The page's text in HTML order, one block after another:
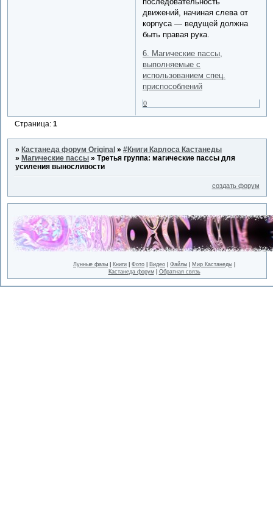
движений, начиная слева от
корпуса — ведущей должна
быть правая рука.
6. Магические пассы,
выполняемые с
использованием спец.
приспособлений
0
Страница:1
»Кастанеда форум Original »#Книги Карлоса Кастанеды
»Магические пассы »Третья группа: магические пассы для
усиления выносливости
создать форум
Лунные фазы Книги Фото Видео Файлы Мир Кастанеды
Кастанеда форум| Обратная связь